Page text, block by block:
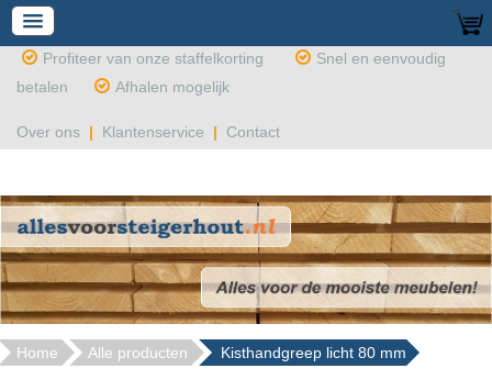
Profiteer van onze staffelkorting
Snel en eenvoudig
betalen
Afhalen mogelijk
Over ons | Klantenservice | Contact
Home Alle producten Kisthandgreep licht 80 mm